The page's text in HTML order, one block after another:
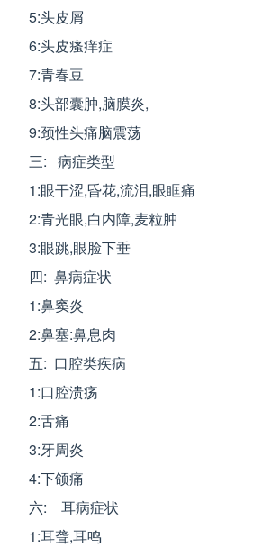
5:头皮屑
6:头皮瘙痒症
7:青春豆
8:头部囊肿,脑膜炎,
9:颈性头痛脑震荡
三: 病症类型
1:眼干涩,昏花,流泪,眼眶痛
2:青光眼,白内障,麦粒肿
3:眼跳,眼脸下垂
四: 鼻病症状
1:鼻窦炎
2:鼻塞:鼻息肉
五: 口腔类疾病
1:口腔溃疡
2:舌痛
3:牙周炎
4:下颌痛
六: 耳病症状
1:耳聋,耳鸣